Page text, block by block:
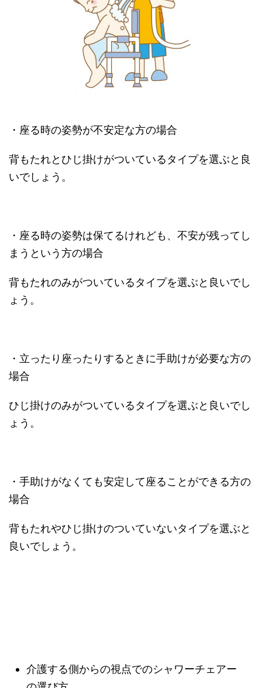
・座る時の姿勢が不安定な方の場合
背もたれとひじ掛けがついているタイプを選ぶと良
いでしょう。
・座る時の姿勢は保てるけれども、不安が残ってし
まうという方の場合
背もたれのみがついているタイプを選ぶと良いでし
ょう。
・立ったり座ったりするときに手助けが必要な方の
場合
ひじ掛けのみがついているタイプを選ぶと良いでし
ょう。
・手助けがなくても安定して座ることができる方の
場合
背もたれやひじ掛けのついていないタイプを選ぶと
良いでしょう。
介護する側からの視点でのシャワーチェアー